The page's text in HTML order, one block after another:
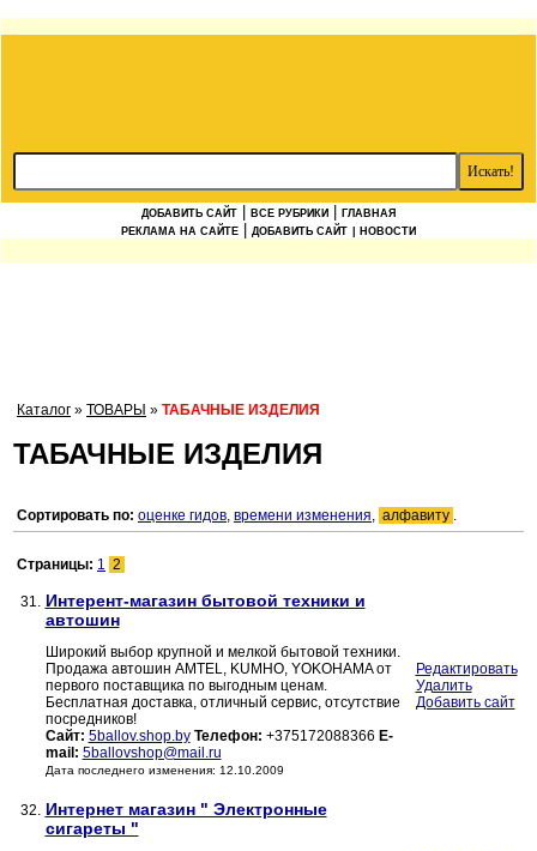
ДОБАВИТЬ САЙТ ВСЕ РУБРИКИ
ГЛАВНАЯ
РЕКЛАМА НА САЙТЕ
ДОБАВИТЬ САЙТ | НОВОСТИ
Каталог » ТОВАРЫ » ТАБАЧНЫЕ ИЗДЕЛИЯ
ТАБАЧНЫЕ ИЗДЕЛИЯ
Сортировать по: оценке гидов, времени изменения, алфавиту .
Страницы: 1 2
31. Интерент-магазин бытовой техники и
автошин
Широкий выбор крупной и мелкой бытовой техники.
Продажа автошин AMTEL, KUMHO, YOKOHAMA от
первого поставщика по выгодным ценам.
Бесплатная доставка, отличный сервис, отсутствие
посредников!
Сайт: 5ballov.shop.by Телефон: +375172088366 E-
mail: 5ballovshop@mail.ru
Дата последнего изменения: 12.10.2009
Редактировать
Удалить
Добавить сайт
32. Интернет магазин " Электронные
сигареты "